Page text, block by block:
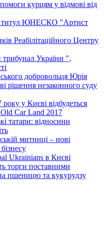
курцям у відмові від
титул ЮНЕСКО "Артист
Реабілітаційного Центру
України ",
добровольця Юрія
рішення незаконного суду
у Києві відбудеться
Old Car Land 2017
татари: відносини
митниці – нові
Ukrainians в Києві
торги поставними
пшеницю та кукурудзу